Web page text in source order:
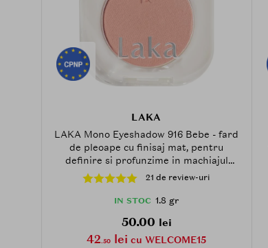
LAKA
LAKA Mono Eyeshadow 916 Bebe - fard
de pleoape cu finisaj mat, pentru
definire si profunzime in machiajul
ochilor - 1.8 g21 de review-uri
IN STOC 1.8 gr
50.00 lei
42.50 lei cu WELCOME15